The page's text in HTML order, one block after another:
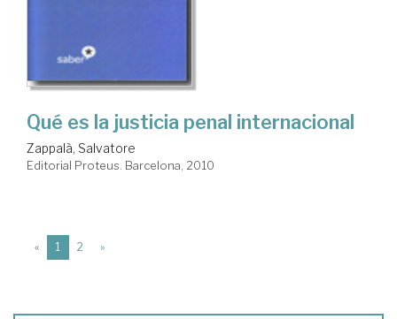
Qué es la justicia penal internacional
Zappalà, Salvatore
Editorial Proteus. Barcelona, 2010
« 1 (current)
2 »